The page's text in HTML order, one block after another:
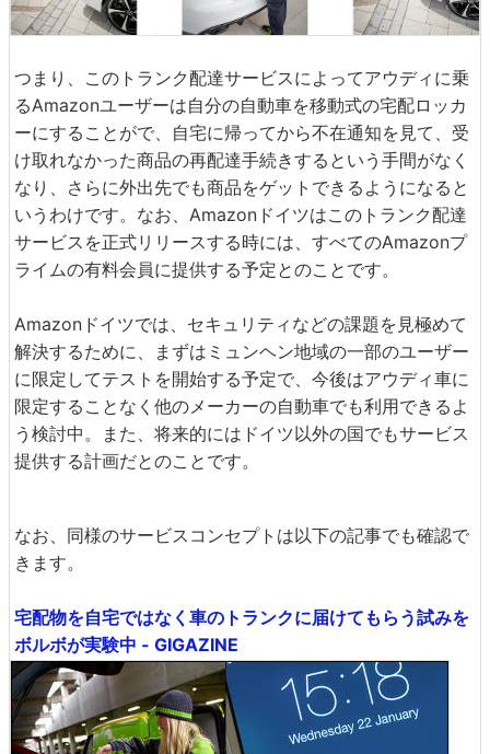
つまり、このトランク配達サービスによってアウディに乗
るAmazonユーザーは自分の自動車を移動式の宅配ロッカ
ーにすることがで、自宅に帰ってから不在通知を見て、受
け取れなかった商品の再配達手続きするという手間がなく
なり、さらに外出先でも商品をゲットできるようになると
いうわけです。なお、Amazonドイツはこのトランク配達
サービスを正式リリースする時には、すべてのAmazonプ
ライムの有料会員に提供する予定とのことです。
Amazonドイツでは、セキュリティなどの課題を見極めて
解決するために、まずはミュンヘン地域の一部のユーザー
に限定してテストを開始する予定で、今後はアウディ車に
限定することなく他のメーカーの自動車でも利用できるよ
う検討中。また、将来的にはドイツ以外の国でもサービス
提供する計画だとのことです。
なお、同様のサービスコンセプトは以下の記事でも確認で
きます。
宅配物を自宅ではなく車のトランクに届けてもらう試みを
ボルボが実験中 - GIGAZINE